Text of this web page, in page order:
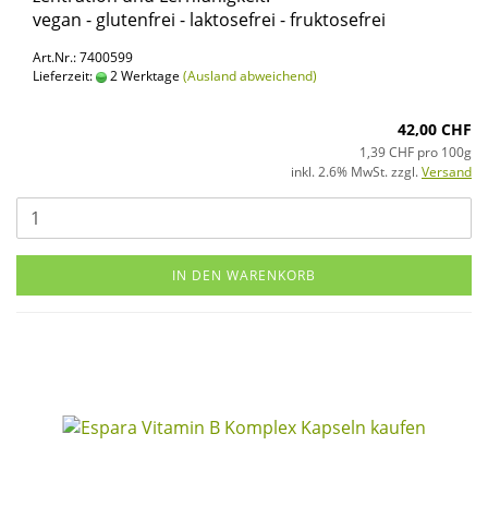
vegan - glu­ten­frei - lak­to­se­frei - fruk­to­se­frei
Art.Nr.: 7400599
Lieferzeit:
2 Werktage (Ausland abweichend)
42,00 CHF
1,39 CHF pro 100g
inkl. 2.6% MwSt. zzgl.Versand
IN DEN WARENKORB